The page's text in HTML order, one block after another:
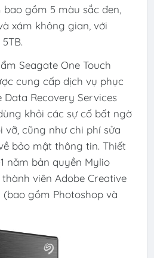
gồm 5 màu sắc đen,
xám không gian, với
Seagate One Touch
cung cấp dịch vụ phục
Data Recovery Services
khỏi các sự cố bất ngờ
vỡ, cũng như chi phí sửa
bảo mật thông tin. Thiết
năm bản quyền Mylio
viên Adobe Creative
gồm Photoshop và